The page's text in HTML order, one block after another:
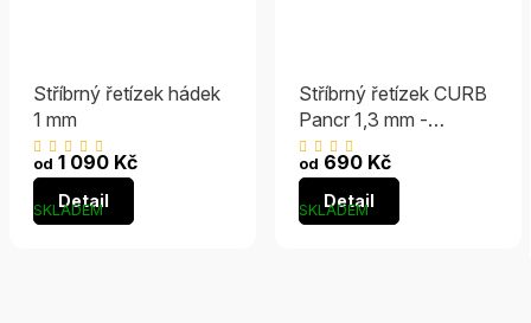
Stříbrný řetízek hádek
1 mm
Průměrné
hodnocení
je
SKLADEM
od 1 090 Kč
Detail
Stříbrný řetízek CURB
Pancr 1,3 mm -
RHODIOVANÝ
Průměrné
hodnocení
je
SKLADEM
od 690 Kč
Detail